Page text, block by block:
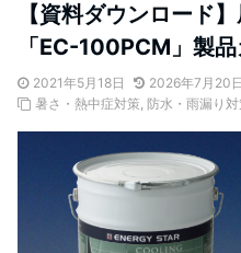
【資料ダウンロード
「EC-100PCM」製
2021年5月18日
2026年7月20日
暑さ・熱中症対策, 防水・雨漏り対